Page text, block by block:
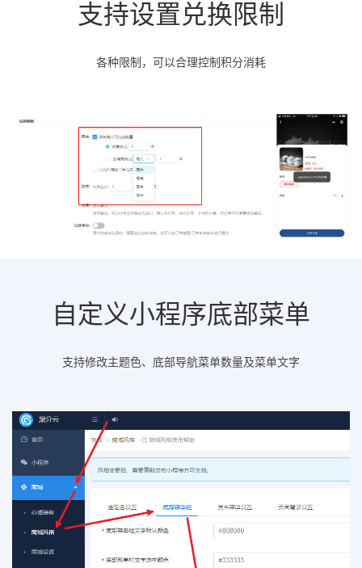
支持设置兑换限制
各种限制，可以合理控制积分消耗
自定义小程序底部菜单
支持修改主题色、底部导航菜单数量及菜单文字